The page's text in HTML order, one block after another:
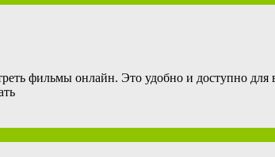
фильмы онлайн. Это удобно и доступно для